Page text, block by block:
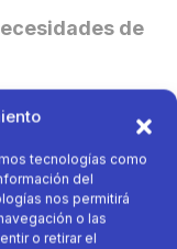
tecnologías como
del
nos permitirá
o las
o retirar el
de
en
ofrecer a los
de compra